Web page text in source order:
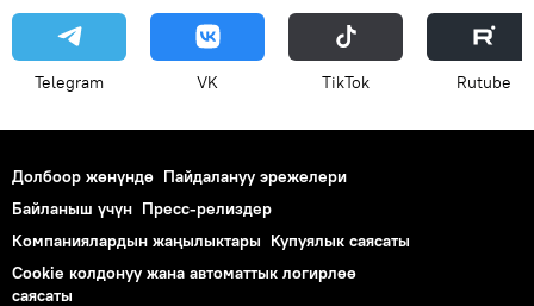
Telegram VK ТikТоk Rutube
Долбоор жөнүндө Пайдалануу эрежелери
Байланыш үчүн Пресс-релиздер
Компаниялардын жаңылыктары Купуялык саясаты
Cookie колдонуу жана автоматтык логирлөө
саясаты